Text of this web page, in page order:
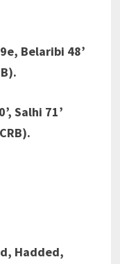
Belaribi 48’
Salhi 71’
Hadded,